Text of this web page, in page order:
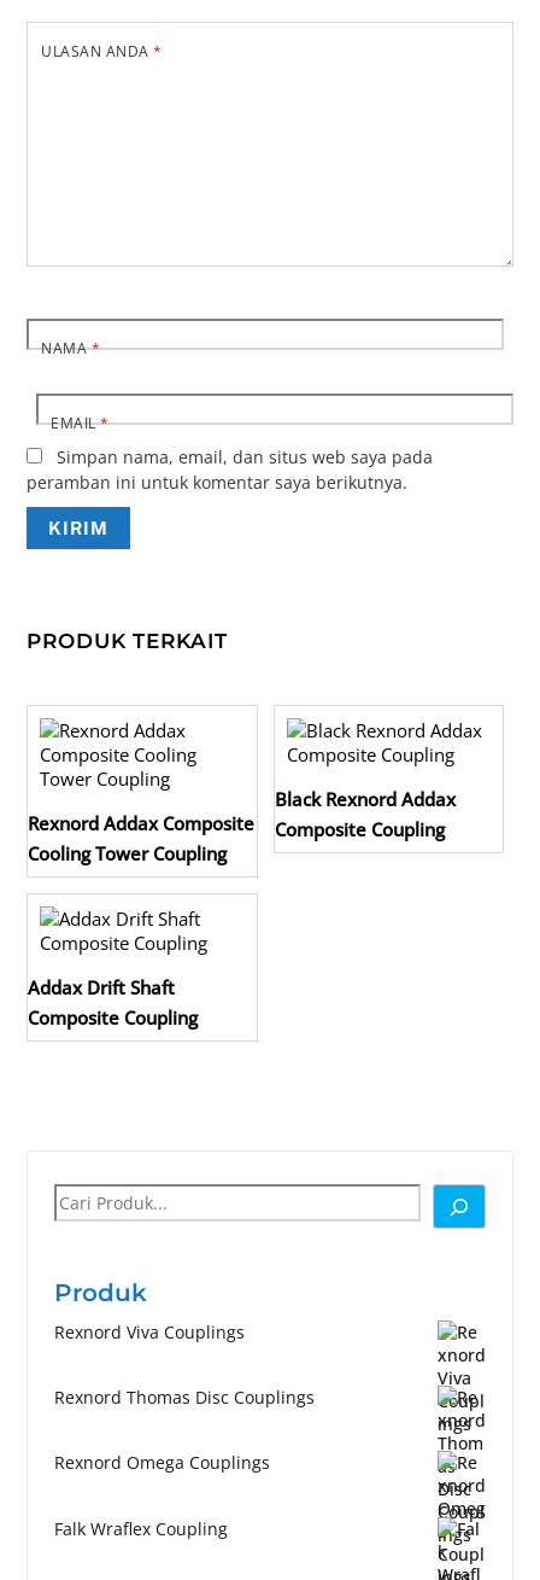
ULASAN ANDA*
NAMA*
EMAIL*
Simpan nama, email, dan situs web saya pada
peramban ini untuk komentar saya berikutnya.
PRODUK TERKAIT
Rexnord Addax Composite
Cooling Tower Coupling
Black Rexnord Addax
Composite Coupling
Addax Drift Shaft
Composite Coupling
Cari
Produk
Rexnord Viva Couplings
Rexnord Thomas Disc Couplings
Rexnord Omega Couplings
Falk Wraflex Coupling